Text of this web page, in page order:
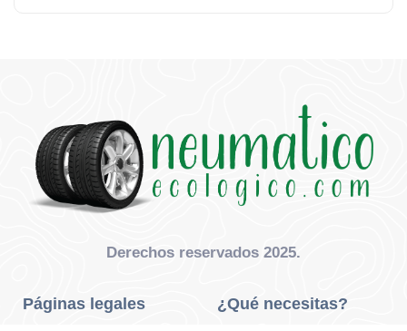
Derechos reservados 2025.
Páginas legales ¿Qué necesitas?